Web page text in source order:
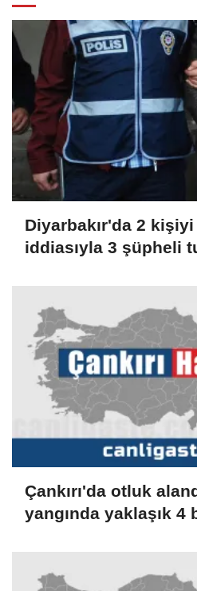
Diyarbakır'da 2
iddiasıyla 3 şüpheli
Çankırı'da otluk
yangında yaklaşık 4